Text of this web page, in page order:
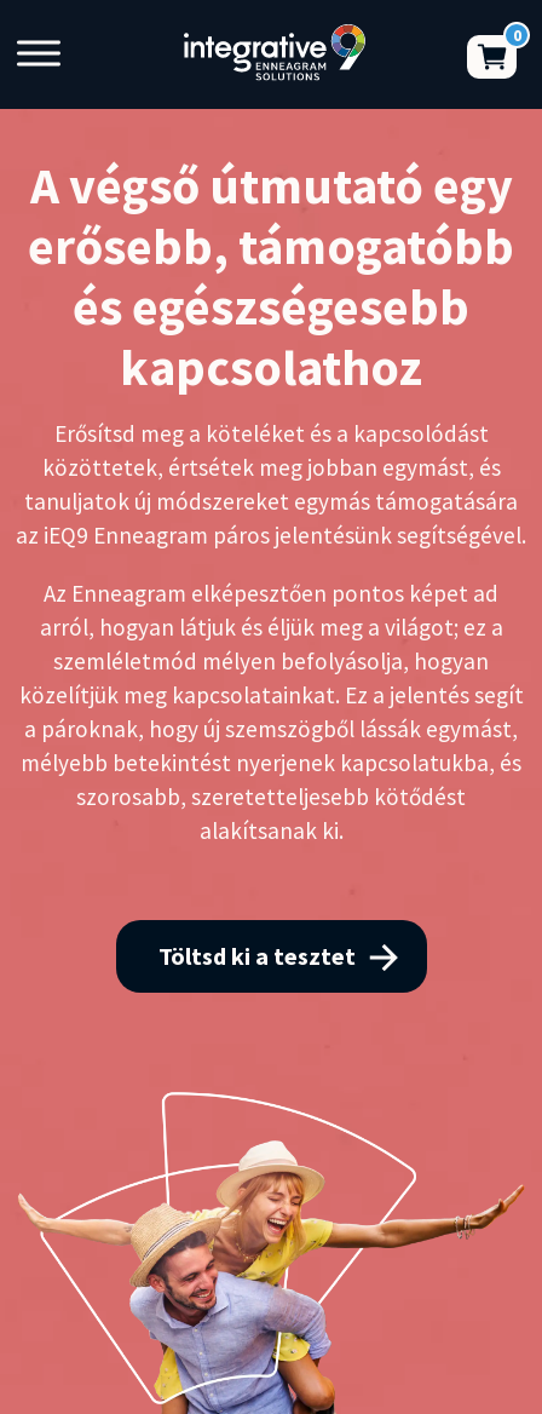
A végső útmutató egy
erősebb, támogatóbb
és egészségesebb
kapcsolathoz
Erősítsd meg a köteléket és a kapcsolódást
közöttetek, értsétek meg jobban egymást, és
tanuljatok új módszereket egymás támogatására
az iEQ9 Enneagram páros jelentésünk segítségével.
Az Enneagram elképesztően pontos képet ad
arról, hogyan látjuk és éljük meg a világot; ez a
szemléletmód mélyen befolyásolja, hogyan
közelítjük meg kapcsolatainkat. Ez a jelentés segít
a pároknak, hogy új szemszögből lássák egymást,
mélyebb betekintést nyerjenek kapcsolatukba, és
szorosabb, szeretetteljesebb kötődést
alakítsanak ki.
Töltsd ki a tesztet